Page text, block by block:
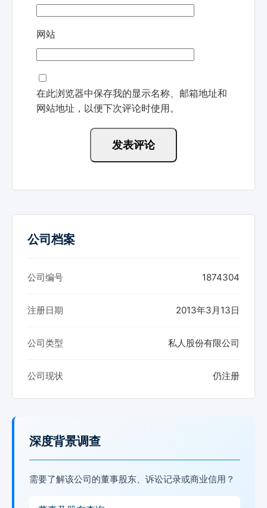
网站
在此浏览器中保存我的显示名称、邮箱地址和
网站地址，以便下次评论时使用。
公司档案
公司编号 1874304
注册日期 2013年3月13日
公司类型 私人股份有限公司
公司现状 仍注册
深度背景调查
需要了解该公司的董事股东、诉讼记录或商业信用？